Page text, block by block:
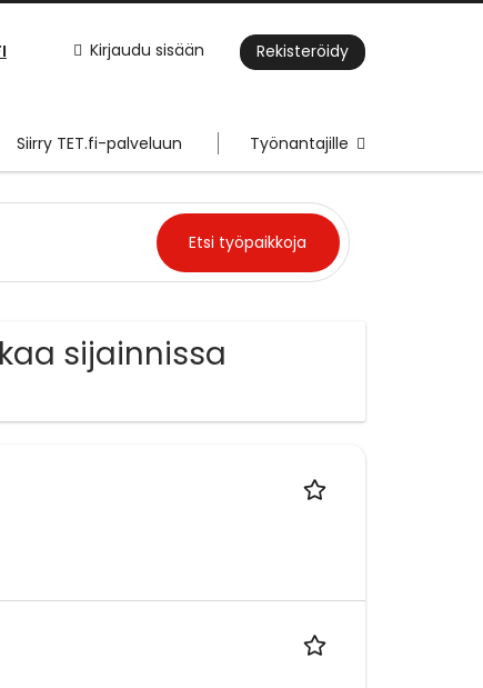
Kirjaudu sisään Rekisteröidy
Siirry TET.fi-palveluun Työnantajille
sijainnissa